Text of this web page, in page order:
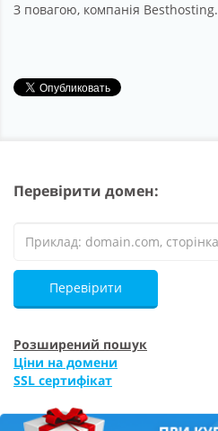
З повагою, компанія Besthosting.
Перевірити домен:
Перевірити
Розширений пошук
Ціни на домени
SSL сертифікат